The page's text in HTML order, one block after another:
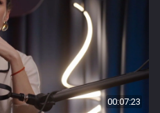
00:07:23